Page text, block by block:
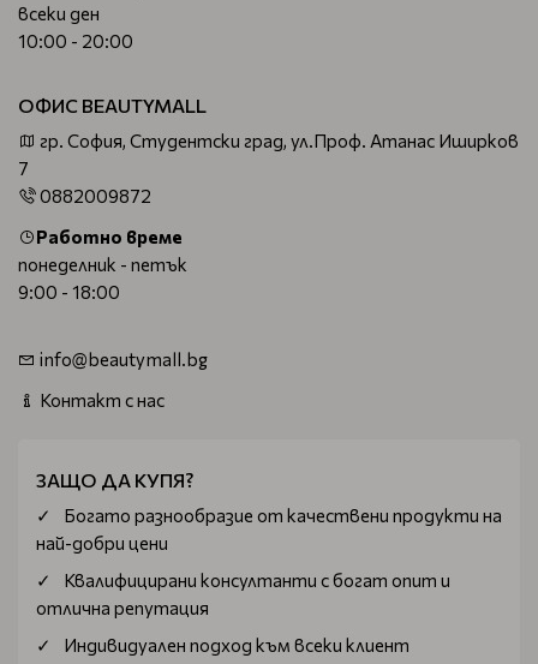
всеки ден
10:00 - 20:00
ОФИС BEAUTYMALL
гр. София, Студентски град, ул.Проф. Атанас Иширков
7
0882009872
Работно време
понеделник - петък
9:00 - 18:00
info@beautymall.bg
Контакт с нас
ЗАЩО ДА КУПЯ?
Богатo разнообразие от качествени продукти на
най-добри цени
Квалифицирани консултанти с богат опит и
отлична репутация
Индивидуален подход към всеки клиент